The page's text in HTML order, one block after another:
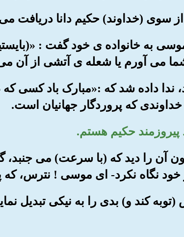
موسی به خانواده ی خود گفت :
می آورم یا شعله ی آتشی از آن
ندا داده شد که :«مبارک باد کسی
که پروردگار جهانیان است.
آن را دید که (با سرعت) می
نگاه نکرد- ای موسی ! نترس، که
(توبه کند و) بدی را به نیکی تبدیل